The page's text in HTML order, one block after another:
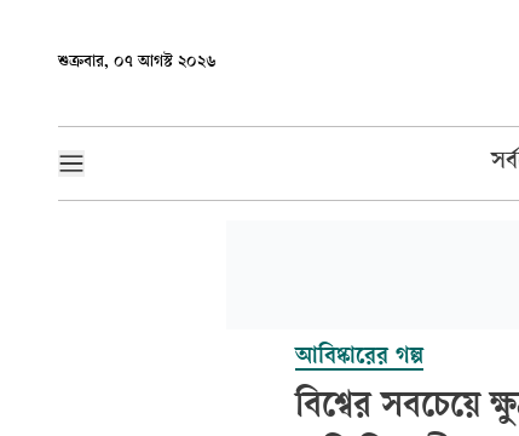
শুক্রবার, ০৭ আগস্ট ২০২৬
আবিষ্কারের গল্প
বিশ্বের সবচেয়ে